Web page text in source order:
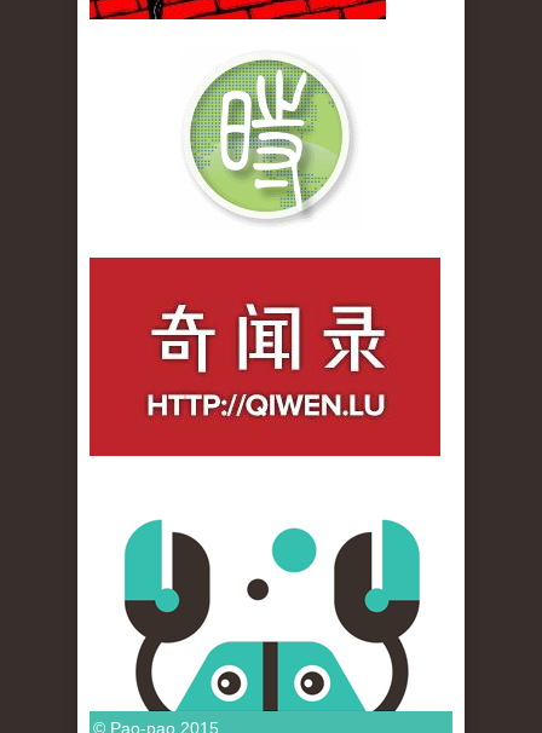
© Pao-pao 2015